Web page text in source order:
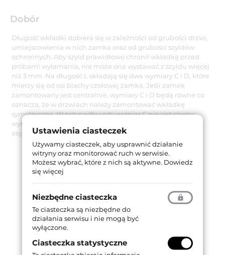
Dobór
Długość wkładki dobiera się w zależności od grubości drzwi,
umiejscowienia w nich zamka oraz od grubości szyldów
ochronnych. Aby szyld prawidłowo chronił wkładkę przed
próbami wyłamania, nie może ona wystawać z szyldu więcej
niż 3 mm. Na długość L składają się dwa wymiary C i D, które
mierzy się od osi blachy czołowej zamka. Jeśli zamek
zamontowany jest centralnie, wymiary C i D będą równe co
oznacza, że w drzwiach należy zamontować wkładkę
symetryczną. W przypadku gdy wymiar C nie jest równy
wymiarowi D – w drzwiach należy zamontować wkładkę
asymetryczną.
Ustawienia ciasteczek
Używamy ciasteczek, aby usprawnić działanie
witryny oraz monitorować ruch w serwisie.
Możesz wybrać, które z nich są aktywne. Dowiedz
się więcej
Niezbędne ciasteczka
Te ciasteczka są niezbędne do
działania serwisu i nie mogą być
wyłączone.
Ciasteczka statystyczne